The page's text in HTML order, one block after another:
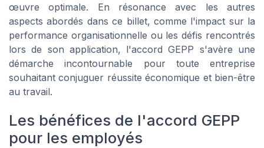
œuvre optimale. En résonance avec les autres
aspects abordés dans ce billet, comme l'impact sur la
performance organisationnelle ou les défis rencontrés
lors de son application, l'accord GEPP s'avère une
démarche incontournable pour toute entreprise
souhaitant conjuguer réussite économique et bien-être
au travail.
Les bénéfices de l'accord GEPP
pour les employés